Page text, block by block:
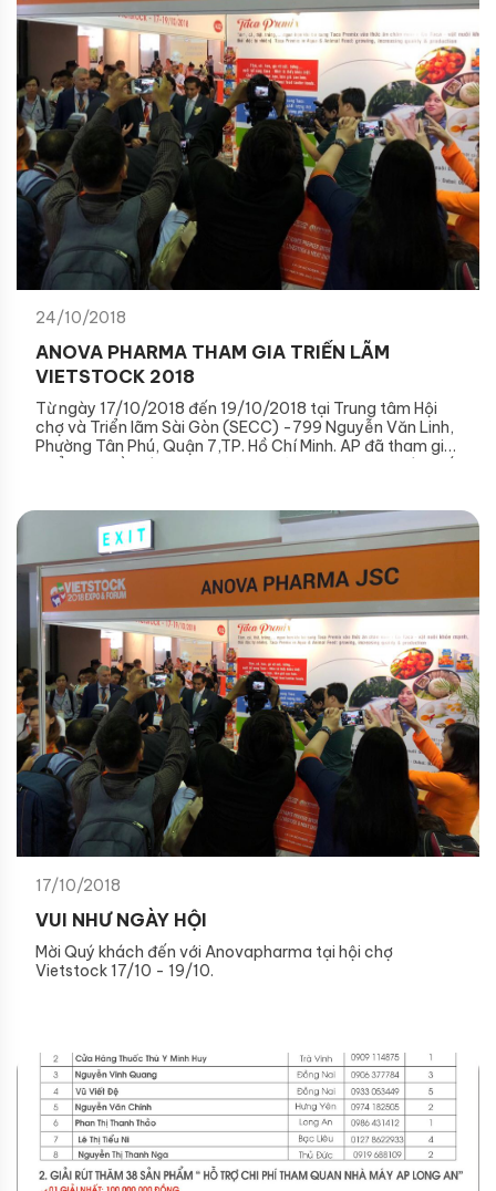
24/10/2018
ANOVA PHARMA THAM GIA TRIỂN LÃM
VIETSTOCK 2018
Từ ngày 17/10/2018 đến 19/10/2018 tại Trung tâm Hội
chợ và Triển lãm Sài Gòn (SECC) -799 Nguyễn Văn Linh,
Phường Tân Phú, Quận 7,TP. Hồ Chí Minh. AP đã tham gia
17/10/2018
VUI NHƯ NGÀY HỘI
Mời Quý khách đến với Anovapharma tại hội chợ
Vietstock 17/10 - 19/10.